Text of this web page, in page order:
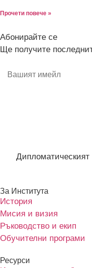
Прочети повече »
Абонирайте се
Ще получите
За Института
История
Мисия и визия
Ръководство и екип
Обучителни програми
Ресурси